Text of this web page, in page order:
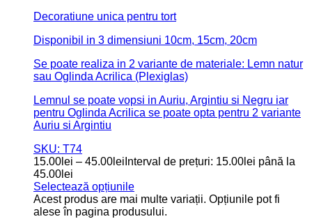
Decoratiune unica pentru tort
Disponibil in 3 dimensiuni 10cm, 15cm, 20cm
Se poate realiza in 2 variante de materiale: Lemn natur
sau Oglinda Acrilica (Plexiglas)
Lemnul se poate vopsi in Auriu, Argintiu si Negru iar
pentru Oglinda Acrilica se poate opta pentru 2 variante
Auriu si Argintiu
SKU: T74
15.00 lei – 45.00 lei Interval de prețuri: 15.00lei până la
45.00lei
Selectează opțiunile
Acest produs are mai multe variații. Opțiunile pot fi
alese în pagina produsului.